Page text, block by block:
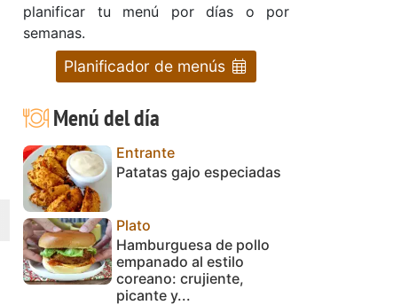
planificar tu menú por días o por
semanas.
Planificador de menús
Menú del día
Entrante
Patatas gajo especiadas
Plato
Hamburguesa de pollo
empanado al estilo
coreano: crujiente,
picante y...